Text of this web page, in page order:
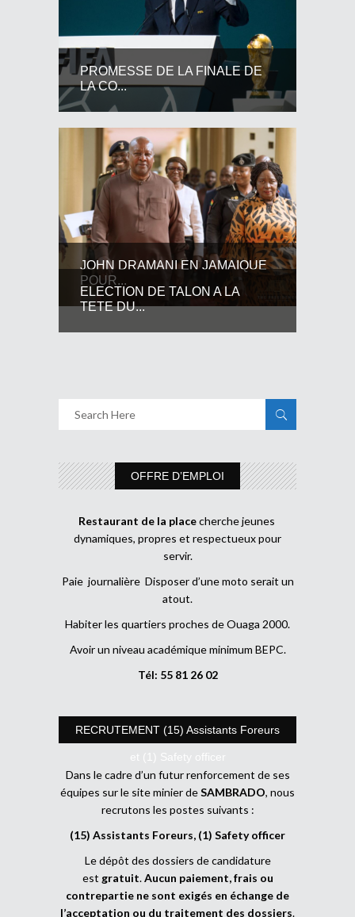
PROMESSE DE LA FINALE DE
LA CO...
JOHN DRAMANI EN JAMAIQUE
POUR...
ELECTION DE TALON A LA
TETE DU...
OFFRE D’EMPLOI
Restaurant de la placecherche jeunes
dynamiques, propres et respectueux pour
servir.
Paie journalière Disposer d’une moto serait un
atout.
Habiter les quartiers proches de Ouaga 2000.
Avoir un niveau académique minimum BEPC.
Tél: 55 81 26 02
RECRUTEMENT (15) Assistants Foreurs
et (1) Safety officer
Dans le cadre d’un futur renforcement de ses
équipes sur le site minier deSAMBRADO, nous
recrutons les postes suivants :
(15) Assistants Foreurs, (1) Safety officer
Le dépôt des dossiers de candidature
est gratuit.Aucun paiement, frais ou
contrepartie ne sont exigés en échange de
l’acceptation ou du traitement des dossiers.